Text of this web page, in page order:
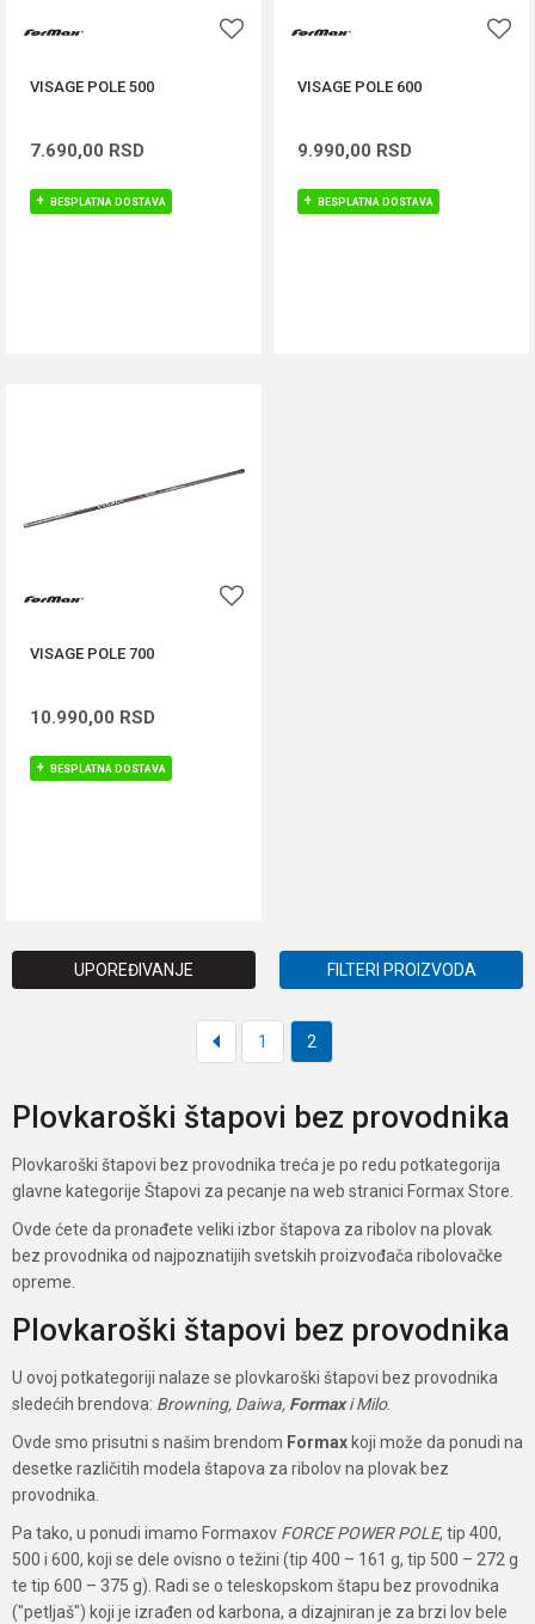
VISAGE POLE 500
7.690,00 RSD
BESPLATNA DOSTAVA
VISAGE POLE 600
9.990,00 RSD
BESPLATNA DOSTAVA
VISAGE POLE 700
10.990,00 RSD
BESPLATNA DOSTAVA
UPOREĐIVANJE FILTERI PROIZVODA
1 2
Plovkaroški štapovi bez provodnika
Plovkaroški štapovi bez provodnika treća je po redu potkategorija
glavne kategorije Štapovi za pecanje na web stranici Formax Store.
Ovde ćete da pronađete veliki izbor štapova za ribolov na plovak
bez provodnika od najpoznatijih svetskih proizvođača ribolovačke
opreme.
Plovkaroški štapovi bez provodnika
U ovoj potkategoriji nalaze se plovkaroški štapovi bez provodnika
sledećih brendova: Browning, Daiwa, Formaxi Milo.
Ovde smo prisutni s našim brendom Formax koji može da ponudi na
desetke različitih modela štapova za ribolov na plovak bez
provodnika.
Pa tako, u ponudi imamo Formaxov FORCE POWER POLE, tip 400,
500 i 600, koji se dele ovisno o težini (tip 400 – 161 g, tip 500 – 272 g
te tip 600 – 375 g). Radi se o teleskopskom štapu bez provodnika
("petljaš") koji je izrađen od karbona, a dizajniran je za brzi lov bele